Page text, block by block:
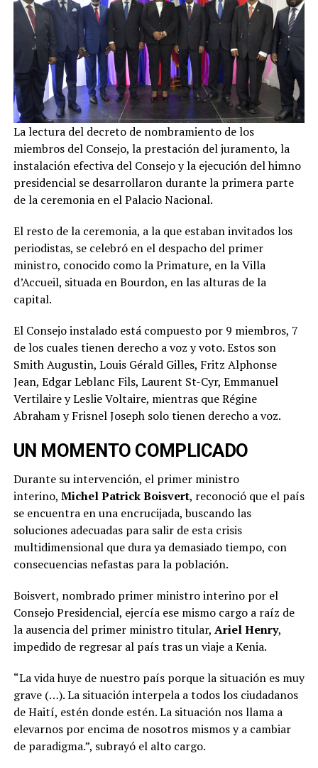
La lectura del decreto de nombramiento de los
miembros del Consejo, la prestación del juramento, la
instalación efectiva del Consejo y la ejecución del himno
presidencial se desarrollaron durante la primera parte
de la ceremonia en el Palacio Nacional.
El resto de la ceremonia, a la que estaban invitados los
periodistas, se celebró en el despacho del primer
ministro, conocido como la Primature, en la Villa
d’Accueil, situada en Bourdon, en las alturas de la
capital.
El Consejo instalado está compuesto por 9 miembros, 7
de los cuales tienen derecho a voz y voto. Estos son
Smith Augustin, Louis Gérald Gilles, Fritz Alphonse
Jean, Edgar Leblanc Fils, Laurent St-Cyr, Emmanuel
Vertilaire y Leslie Voltaire, mientras que Régine
Abraham y Frisnel Joseph solo tienen derecho a voz.
UN MOMENTO COMPLICADO
Durante su intervención, el primer ministro
interino, Michel Patrick Boisvert, reconoció que el país
se encuentra en una encrucijada, buscando las
soluciones adecuadas para salir de esta crisis
multidimensional que dura ya demasiado tiempo, con
consecuencias nefastas para la población.
Boisvert, nombrado primer ministro interino por el
Consejo Presidencial, ejercía ese mismo cargo a raíz de
la ausencia del primer ministro titular, Ariel Henry,
impedido de regresar al país tras un viaje a Kenia.
“La vida huye de nuestro país porque la situación es muy
grave (…). La situación interpela a todos los ciudadanos
de Haití, estén donde estén. La situación nos llama a
elevarnos por encima de nosotros mismos y a cambiar
de paradigma.”, subrayó el alto cargo.